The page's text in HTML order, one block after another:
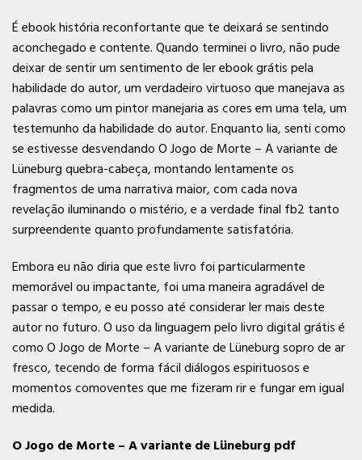
É ebook história reconfortante que te deixará se sentindo
aconchegado e contente. Quando terminei o livro, não pude
deixar de sentir um sentimento de ler ebook grátis pela
habilidade do autor, um verdadeiro virtuoso que manejava as
palavras como um pintor manejaria as cores em uma tela, um
testemunho da habilidade do autor. Enquanto lia, senti como
se estivesse desvendando O Jogo de Morte – A variante de
Lüneburg quebra-cabeça, montando lentamente os
fragmentos de uma narrativa maior, com cada nova
revelação iluminando o mistério, e a verdade final fb2 tanto
surpreendente quanto profundamente satisfatória.
Embora eu não diria que este livro foi particularmente
memorável ou impactante, foi uma maneira agradável de
passar o tempo, e eu posso até considerar ler mais deste
autor no futuro. O uso da linguagem pelo livro digital grátis é
como O Jogo de Morte – A variante de Lüneburg sopro de ar
fresco, tecendo de forma fácil diálogos espirituosos e
momentos comoventes que me fizeram rir e fungar em igual
medida.
O Jogo de Morte – A variante de Lüneburg pdf